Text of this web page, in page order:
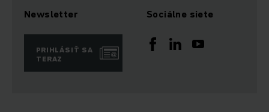
Newsletter
PRIHLÁSIŤ SA
TERAZ
Sociálne siete